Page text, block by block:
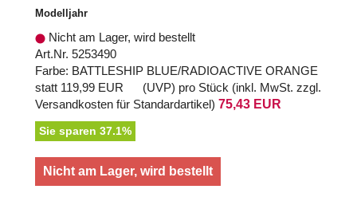
Modelljahr
Nicht am Lager, wird bestellt
Art.Nr. 5253490
Farbe: BATTLESHIP BLUE/RADIOACTIVE ORANGE
statt 119,99 EUR (UVP) pro Stück (inkl. MwSt. zzgl.
Versandkosten für Standardartikel) 75,43 EUR
Sie sparen 37.1%
Nicht am Lager, wird bestellt